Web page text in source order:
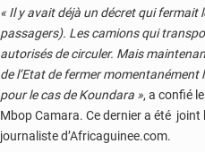
« Il y avait déjà un décret qui
passagers). Les camions qui
autorisés de circuler. Mais
de l’Etat de fermer
pour le cas de Koundara », a confié
Mbop Camara. Ce dernier a été
journaliste d’Africaguinee.com.